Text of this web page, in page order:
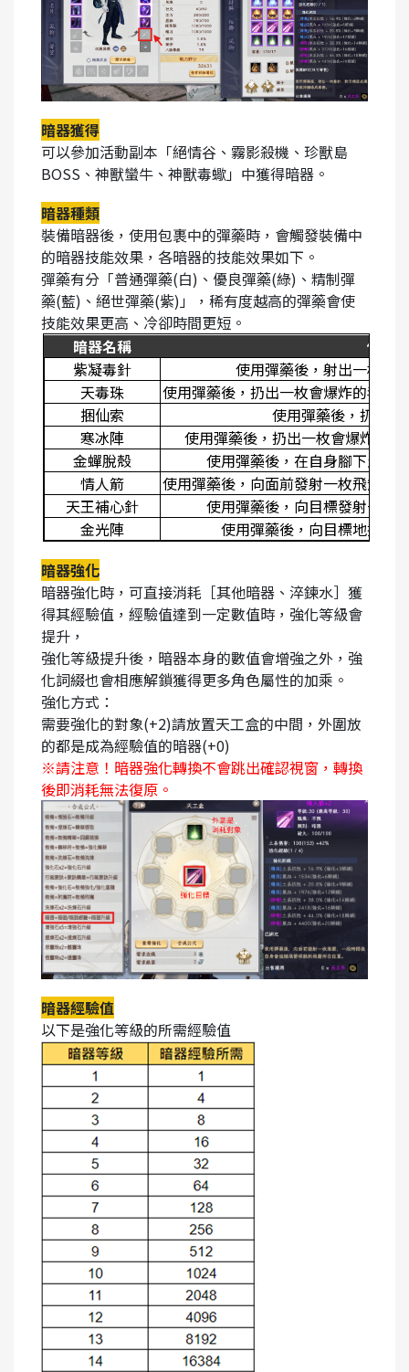
暗器獲得
可以參加活動副本「絕情谷、霧影殺機、珍獸島
BOSS、神獸蠻牛、神獸毒蠍」中獲得暗器。
暗器種類
裝備暗器後，使用包裹中的彈藥時，會觸發裝備中
的暗器技能效果，各暗器的技能效果如下。
彈藥有分「普通彈藥(白)、優良彈藥(綠)、精制彈
藥(藍)、絕世彈藥(紫)」，稀有度越高的彈藥會使
技能效果更高、冷卻時間更短。
暗器名稱
使用
紫凝毒針
使用彈藥後，射出一枚毒
天毒珠
使用彈藥後，扔出一枚會爆炸的毒珠
捆仙索
使用彈藥後，扔出
寒冰陣
使用彈藥後，扔出一枚會爆炸的
金蟬脫殼
使用彈藥後，在自身腳下生成
情人箭
使用彈藥後，向面前發射一枚飛箭，
天王補心針
使用彈藥後，向目標發射一枚
金光陣
使用彈藥後，向目標地扔出
暗器強化
暗器強化時，可直接消耗［其他暗器、淬鍊水］獲
得其經驗值，經驗值達到一定數值時，強化等級會
提升，
強化等級提升後，暗器本身的數值會增強之外，強
化詞綴也會相應解鎖獲得更多角色屬性的加乘。
強化方式：
需要強化的對象(+2)請放置天工盒的中間，外圍放
的都是成為經驗值的暗器(+0)
※請注意！暗器強化轉換不會跳出確認視窗，轉換
後即消耗無法復原。
暗器經驗值
以下是強化等級的所需經驗值